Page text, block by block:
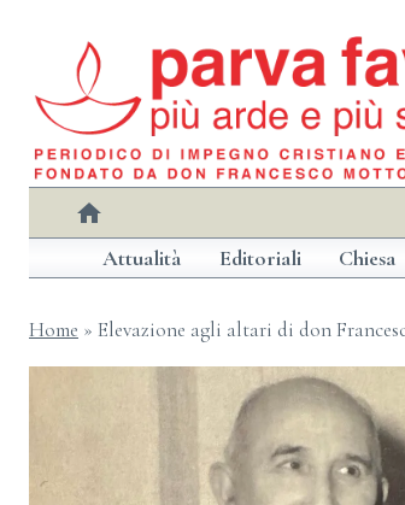
contenuto
home
Attualità Editoriali Chiesa
Home » Elevazione agli altari di don